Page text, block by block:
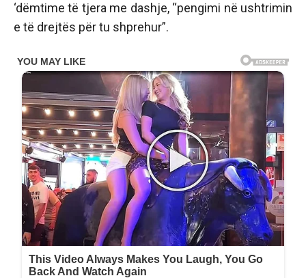
‘dëmtime të tjera me dashje, “pengimi në ushtrimin
e të drejtës për tu shprehur”.